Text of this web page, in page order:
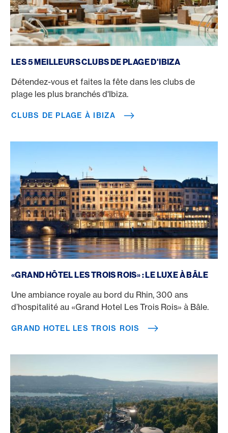
LES 5 MEILLEURS CLUBS DE PLAGE D'IBIZA
Détendez-vous et faites la fête dans les clubs de
plage les plus branchés d'Ibiza.
CLUBS DE PLAGE À IBIZA
«GRAND HÔTEL LES TROIS ROIS» : LE LUXE À BÂLE
Une ambiance royale au bord du Rhin, 300 ans
d’hospitalité au «Grand Hotel Les Trois Rois» à Bâle.
GRAND HOTEL LES TROIS ROIS